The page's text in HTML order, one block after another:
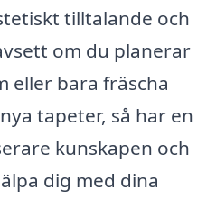
tilltalande och
om du planerar
eller bara fräscha
tapeter, så har en
kunskapen och
dig med dina